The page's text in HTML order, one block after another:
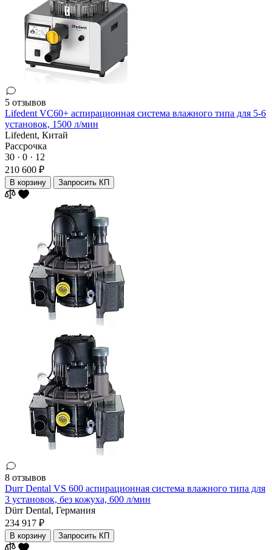
5 отзывов
Lifedent VC60+ аспирационная система влажного типа для 5-6
установок, 1500 л/мин
Lifedent, Китай
Рассрочка
30 · 0 · 12
210 600 ₽
В корзину Запросить КП
8 отзывов
Durr Dental VS 600 аспирационная система влажного типа для
3 установок, без кожуха, 600 л/мин
Dürr Dental, Германия
234 917 ₽
В корзину Запросить КП